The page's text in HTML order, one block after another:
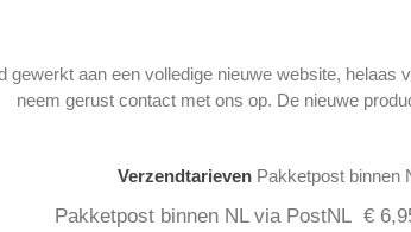
gewerkt aan een volledige nieuwe website,
neem gerust contact met ons op. De nieuwe
Verzendtarieven Pakketpost binnen
Pakketpost binnen NL via PostNL €